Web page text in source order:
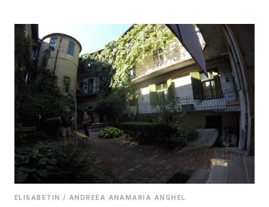
ELISABETIN / ANDREEA ANAMARIA ANGHEL